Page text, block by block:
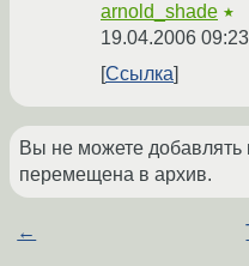
arnold_shade ★
19.04.2006
Ссылка
Вы не можете добавлять
перемещена в архив.
←